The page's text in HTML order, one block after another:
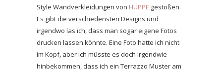
Style Wandverkleidungen von HÜPPE gestoßen.
Es gibt die verschiedensten Designs und
irgendwo las ich, dass man sogar eigene Fotos
drucken lassen könnte. Eine Foto hatte ich nicht
im Kopf, aber ich müsste es doch irgendwie
hinbekommen, dass ich ein Terrazzo Muster am